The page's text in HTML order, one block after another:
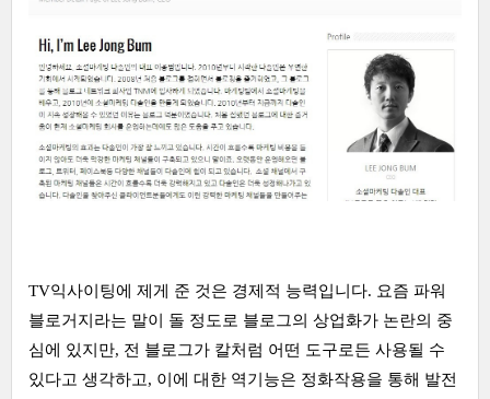
TV익사이팅에 제게 준 것은 경제적 능력입니다. 요즘 파워
블로거지라는 말이 돌 정도로 블로그의 상업화가 논란의 중
심에 있지만, 전 블로그가 칼처럼 어떤 도구로든 사용될 수
있다고 생각하고, 이에 대한 역기능은 정화작용을 통해 발전